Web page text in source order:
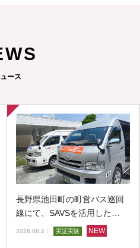
ース
長野県池田町の町営バス巡回
線にて、SAVSを活用した…
2026.08.4 実証実験 NEW